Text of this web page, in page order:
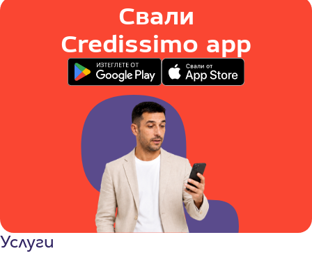
Свали
Credissimo app
Услуги